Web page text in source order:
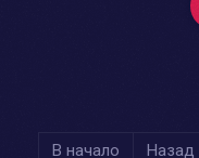
В начало Назад